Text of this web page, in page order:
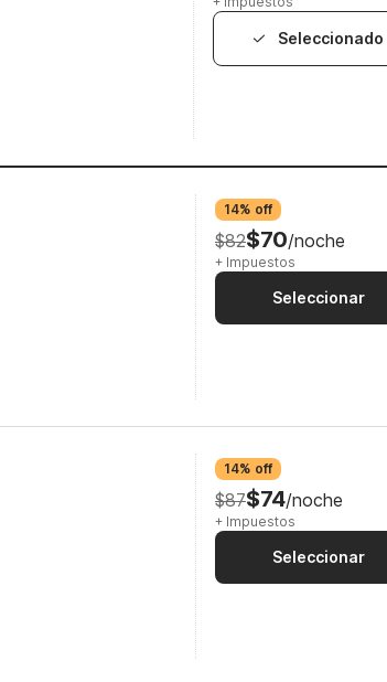
Seleccionado
14% off
$82$70/noche
+ Impuestos
Seleccionar
14% off
$87$74/noche
+ Impuestos
Seleccionar